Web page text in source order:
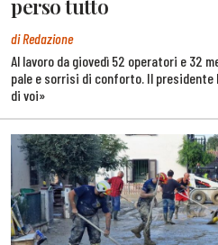
perso tutto
di Redazione
Al lavoro da giovedì 52 operatori e 32
pale e sorrisi di conforto. Il
di voi»